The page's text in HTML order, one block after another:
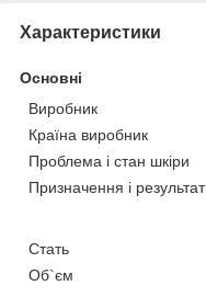
Характеристики
Основні
Виробник
Країна виробник
Проблема і стан шкіри
Призначення і результат
Стать
Об`єм